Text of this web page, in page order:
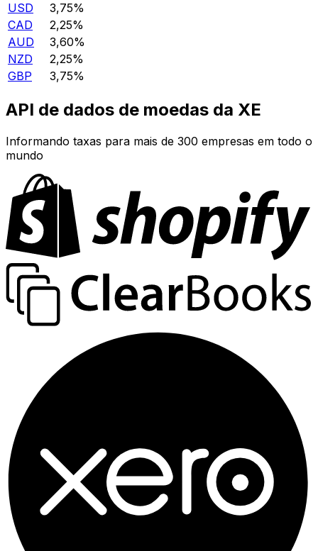
USD
3,75%
CAD
2,25%
AUD
3,60%
NZD
2,25%
GBP
3,75%
API de dados de moedas da XE
Informando taxas para mais de 300 empresas em todo o
mundo